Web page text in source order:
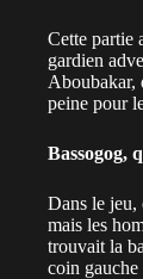
Cette partie
gardien
Aboubakar,
peine pour
Bassogog,
Dans le jeu,
mais les
trouvait la
coin gauche